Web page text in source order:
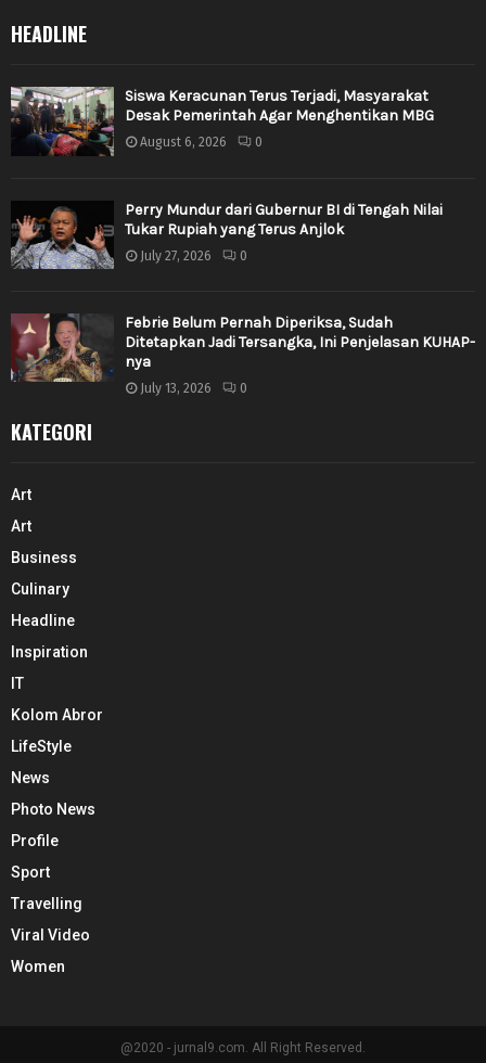
HEADLINE
Siswa Keracunan Terus Terjadi, Masyarakat
Desak Pemerintah Agar Menghentikan MBG
August 6, 2026 0
Perry Mundur dari Gubernur BI di Tengah Nilai
Tukar Rupiah yang Terus Anjlok
July 27, 2026 0
Febrie Belum Pernah Diperiksa, Sudah
Ditetapkan Jadi Tersangka, Ini Penjelasan KUHAP-
nya
July 13, 2026 0
KATEGORI
Art
Art
Business
Culinary
Headline
Inspiration
IT
Kolom Abror
LifeStyle
News
Photo News
Profile
Sport
Travelling
Viral Video
Women
@2020 - jurnal9.com. All Right Reserved.